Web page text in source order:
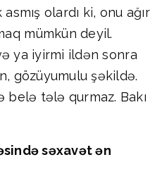
olardı ki, onu ağır
mümkün deyil.
ya iyirmi ildən sonra
gözüyumulu şəkildə.
belə tələ qurmaz. Bakı
səxavət ən